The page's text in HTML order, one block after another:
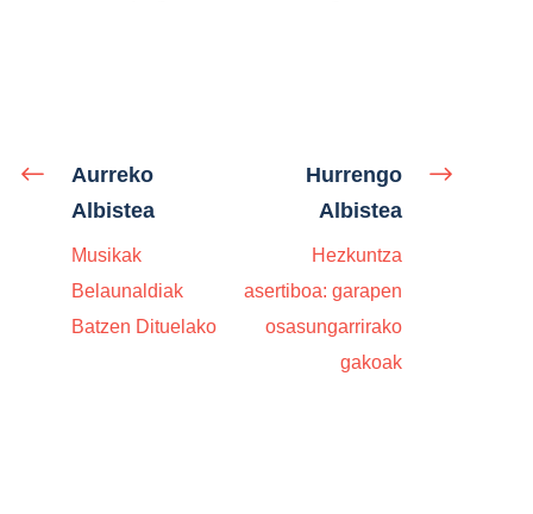
Aurreko
Albistea
Musikak
Belaunaldiak
Batzen Dituelako
Hurrengo
Albistea
Hezkuntza
asertiboa: garapen
osasungarrirako
gakoak